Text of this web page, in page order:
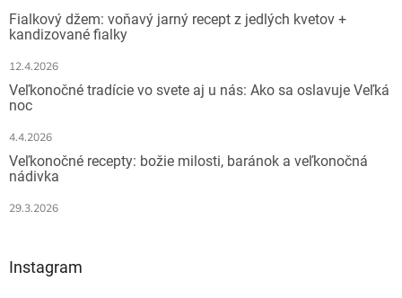
Fialkový džem: voňavý jarný recept z jedlých kvetov +
kandizované fialky
12.4.2026
Veľkonočné tradície vo svete aj u nás: Ako sa oslavuje Veľká
noc
4.4.2026
Veľkonočné recepty: božie milosti, baránok a veľkonočná
nádivka
29.3.2026
Instagram